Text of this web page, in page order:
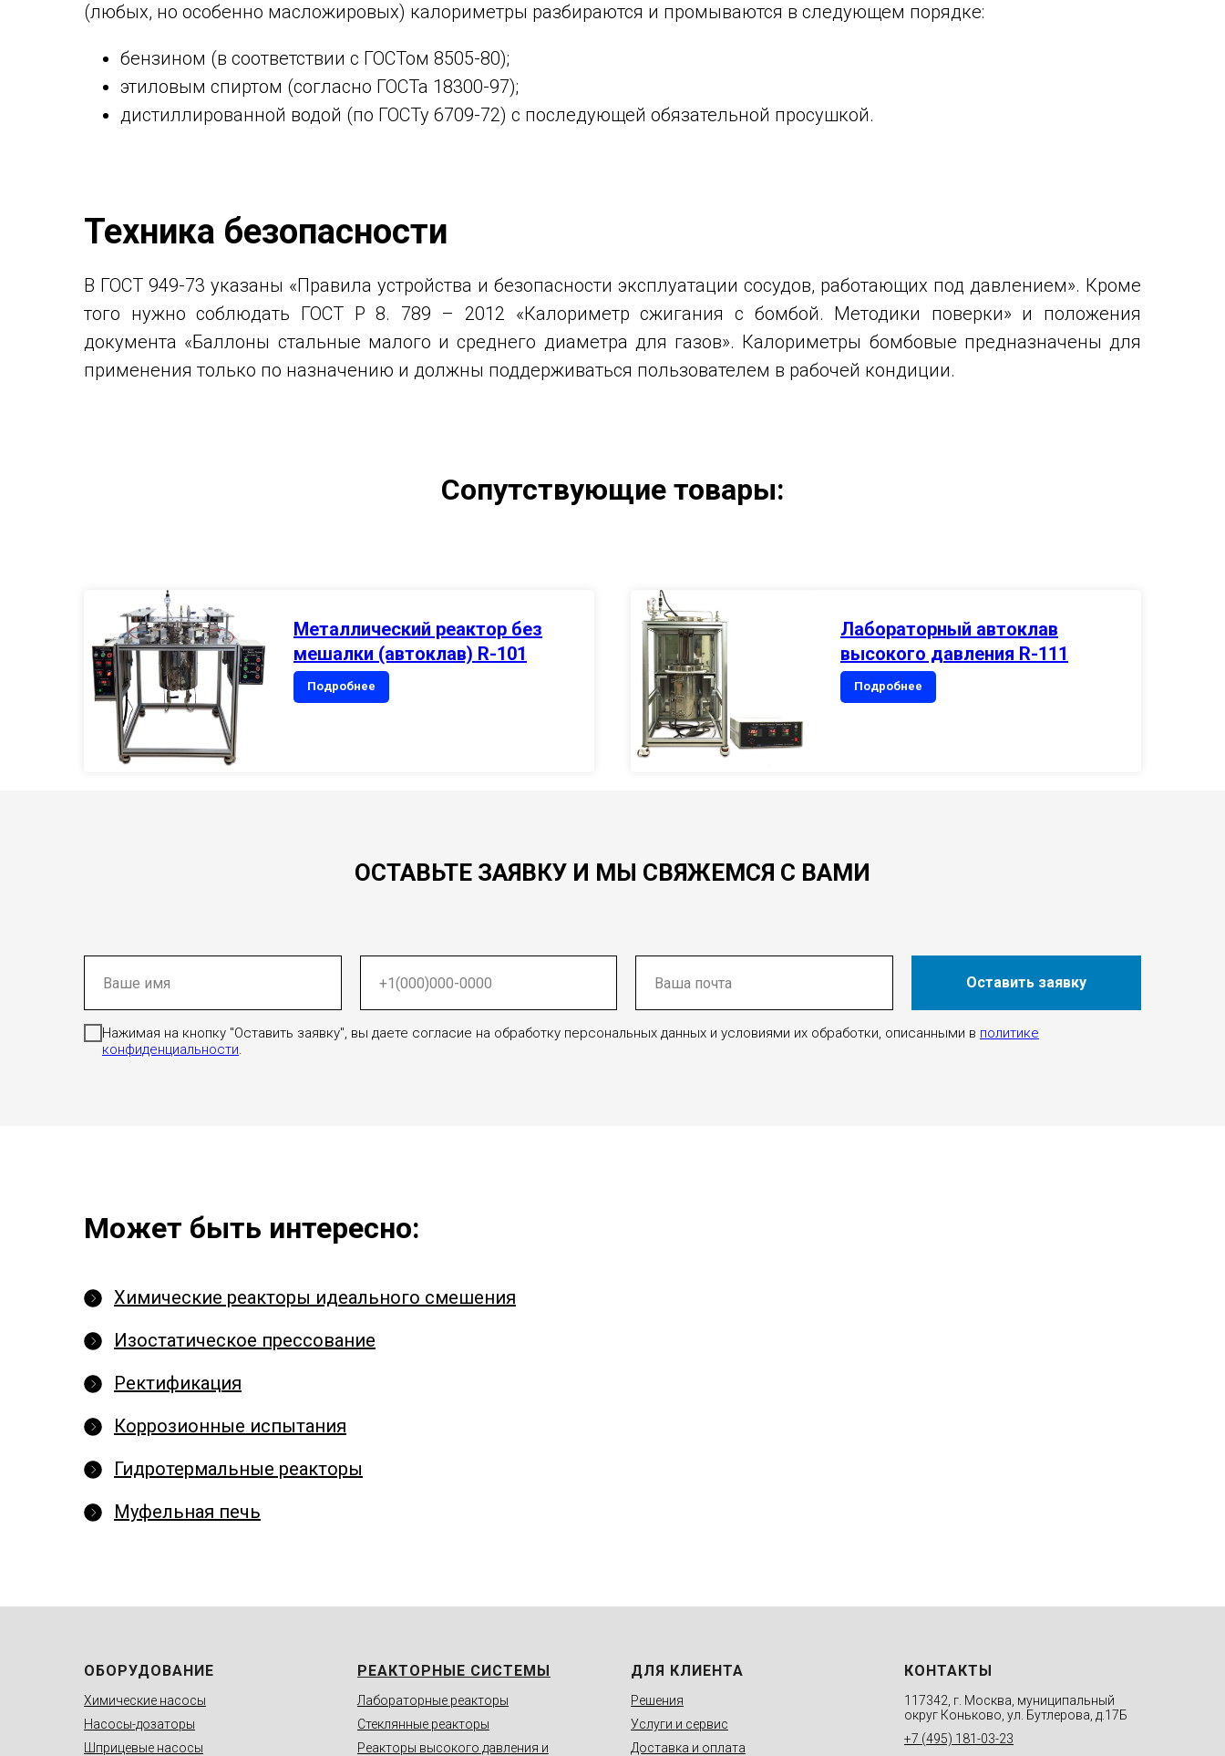
(любых, но особенно масложировых) калориметры разбираются и промываются в следующем порядке:
бензином (в соответствии с ГОСТом 8505-80);
этиловым спиртом (согласно ГОСТа 18300-97);
дистиллированной водой (по ГОСТу 6709-72) с последующей обязательной просушкой.
Техника безопасности
В ГОСТ 949-73 указаны «Правила устройства и безопасности эксплуатации сосудов, работающих под давлением». Кроме
того нужно соблюдать ГОСТ Р 8. 789 – 2012 «Калориметр сжигания с бомбой. Методики поверки» и положения
документа «Баллоны стальные малого и среднего диаметра для газов». Калориметры бомбовые предназначены для
применения только по назначению и должны поддерживаться пользователем в рабочей кондиции.
Сопутствующие товары:
Металлический реактор без
мешалки (автоклав) R-101
Подробнее
Лабораторный автоклав
высокого давления R-111
Подробнее
ОСТАВЬТЕ ЗАЯВКУ И МЫ СВЯЖЕМСЯ С ВАМИ
Нажимая на кнопку "Оставить заявку", вы даете согласие на обработку персональных данных и условиями их обработки, описанными в политике
конфиденциальности.
Оставить заявку
Может быть интересно:
Химические реакторы идеального смешения
Изостатическое прессование
Ректификация
Коррозионные испытания
Гидротермальные реакторы
Муфельная печь
ОБОРУДОВАНИЕ
Химические насосы
Насосы-дозаторы
Шприцевые насосы
РЕАКТОРНЫЕ СИСТЕМЫ
Лабораторные реакторы
Стеклянные реакторы
Реакторы высокого давления и
ДЛЯ КЛИЕНТА
Решения
Услуги и сервис
Доставка и оплата
КОНТАКТЫ
117342, г. Москва, муниципальный
округ Коньково, ул. Бутлерова, д.17Б
+7 (495) 181-03-23